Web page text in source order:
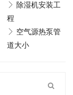
除湿机安装工
程
空气源热泵管
道大小